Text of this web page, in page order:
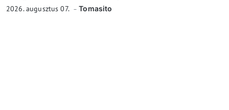
2026. augusztus 07. Tomasito